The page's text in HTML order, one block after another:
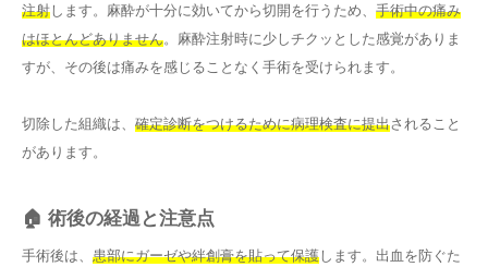
注射します。麻酔が十分に効いてから切開を行うため、 手術中の痛み
はほとんどありません。麻酔注射時に少しチクッとした感覚がありま
すが、その後は痛みを感じることなく手術を受けられます。
切除した組織は、 確定診断をつけるために病理検査に提出されること
があります。
🏠 術後の経過と注意点
手術後は、 患部にガーゼや絆創膏を貼って保護します。出血を防ぐた